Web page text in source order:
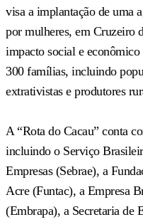
visa a implantação de uma
por mulheres, em Cruzeiro
impacto social e
300 famílias, incluindo
extrativistas e produtores
A “Rota do Cacau” conta
incluindo o Serviço
Empresas (Sebrae), a
Acre (Funtac), a Empresa
(Embrapa), a Secretaria de